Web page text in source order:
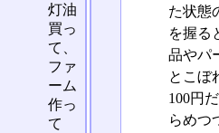
た状態
を握る
品やパ
とこぼ
100円
らめつ
灯油
買っ
て、
ファ
ーム
作っ
て